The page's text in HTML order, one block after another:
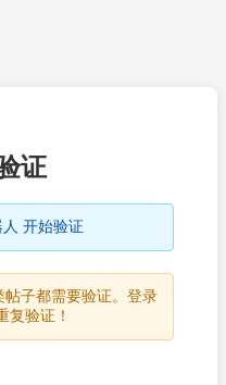
证
开始验证
子都需要验证。登录
复验证！